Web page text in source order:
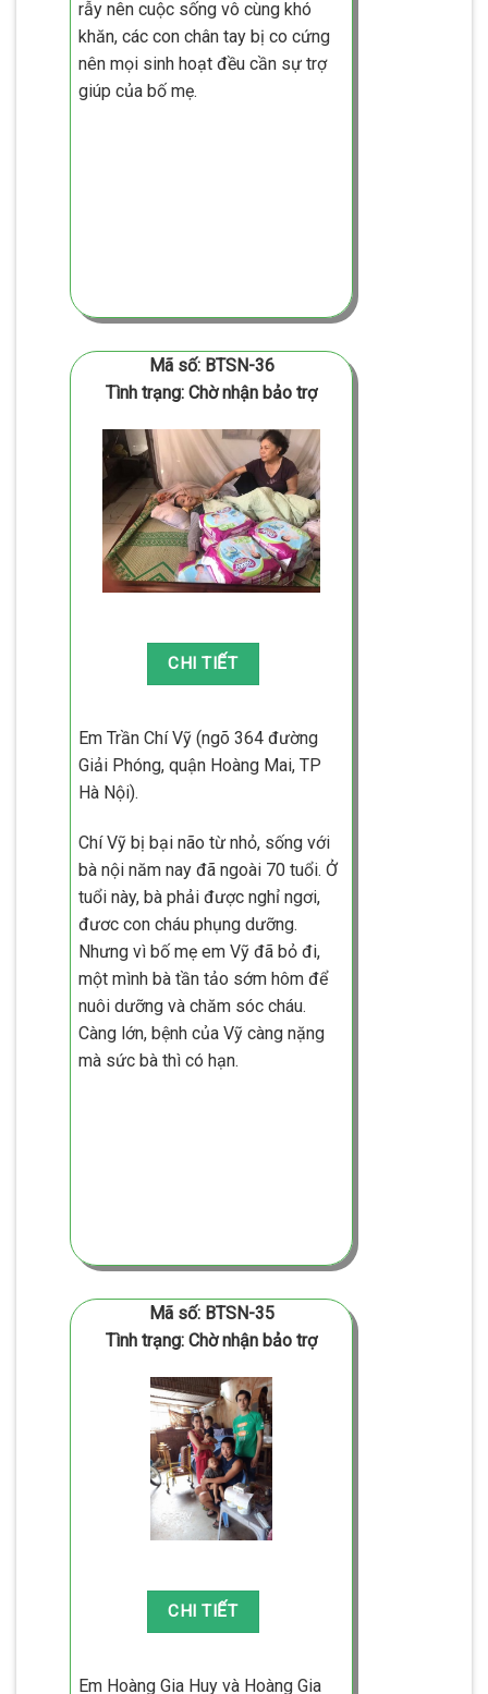
rẫy nên cuộc sống vô cùng khó
khăn, các con chân tay bị co cứng
nên mọi sinh hoạt đều cần sự trợ
giúp của bố mẹ.
Mã số: BTSN-36
Tình trạng: Chờ nhận bảo trợ
Em Trần Chí Vỹ (ngõ 364 đường
Giải Phóng, quận Hoàng Mai, TP
Hà Nội).
Chí Vỹ bị bại não từ nhỏ, sống với
bà nội năm nay đã ngoài 70 tuổi. Ở
tuổi này, bà phải được nghỉ ngơi,
đươc con cháu phụng dưỡng.
Nhưng vì bố mẹ em Vỹ đã bỏ đi,
một mình bà tần tảo sớm hôm để
nuôi dưỡng và chăm sóc cháu.
Càng lớn, bệnh của Vỹ càng nặng
mà sức bà thì có hạn.
Mã số: BTSN-35
Tình trạng: Chờ nhận bảo trợ
Em Hoàng Gia Huy và Hoàng Gia